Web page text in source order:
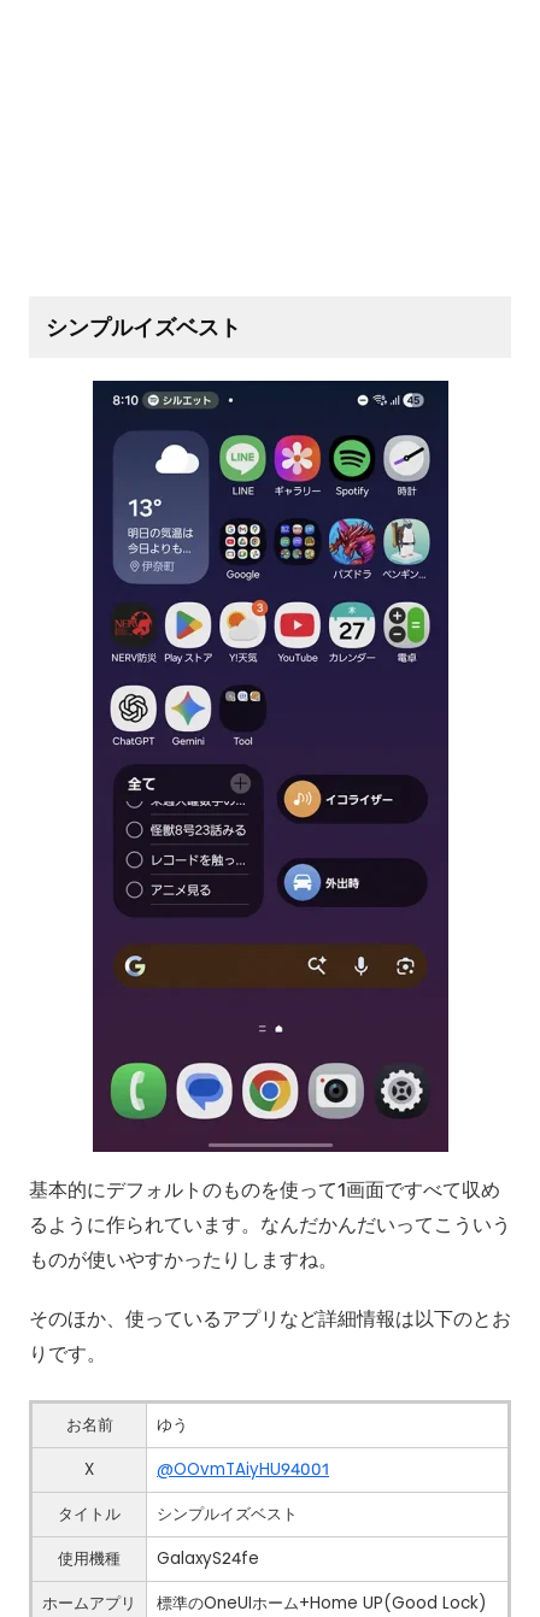
シンプルイズベスト
基本的にデフォルトのものを使って1画面ですべて収め
るように作られています。なんだかんだいってこういう
ものが使いやすかったりしますね。
そのほか、使っているアプリなど詳細情報は以下のとお
りです。
お名前
ゆう
X
@OOvmTAiyHU94001
タイトル
シンプルイズベスト
使用機種
GalaxyS24fe
ホームアプリ
標準のOneUIホーム+Home UP(Good Lock)